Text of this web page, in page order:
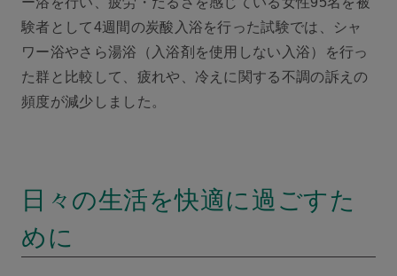
験者として4週間の炭酸入浴を行った試験では、シャ
ワー浴やさら湯浴（入浴剤を使用しない入浴）を行っ
た群と比較して、疲れや、冷えに関する不調の訴えの
頻度が減少しました。
日々の生活を快適に過ごすた
めに